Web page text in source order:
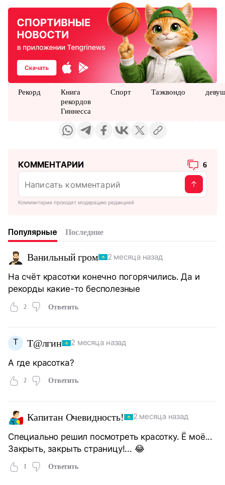
Рекорд
Книга
рекордов
Гиннесса
Спорт Таэквондо
КОММЕНТАРИИ 6
Комментарии проходят модерацию редакцией
Популярные Последние
Ванильный гром 2 месяца назад
На счёт красотки конечно погорячились. Да и
рекорды какие-то бесполезные
2 Ответить
Т Т@лгин 2 месяца назад
А где красотка?
2 Ответить
Капитан Очевидность! 2 месяца назад
Специально решил посмотреть красотку. Ё моё...
Закрыть, закрыть страницу!... 😂
1 Ответить